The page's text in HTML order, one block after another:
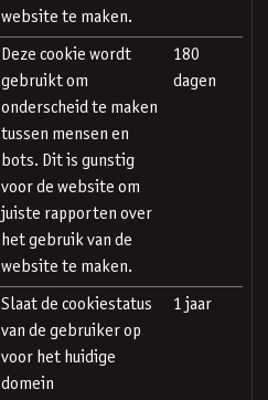
website te maken.
Deze cookie wordt
gebruikt om
onderscheid te maken
tussen mensen en
bots. Dit is gunstig
voor de website om
juiste rapporten over
het gebruik van de
website te maken.
180
dagen
Slaat de cookiestatus
van de gebruiker op
voor het huidige
domein
1 jaar